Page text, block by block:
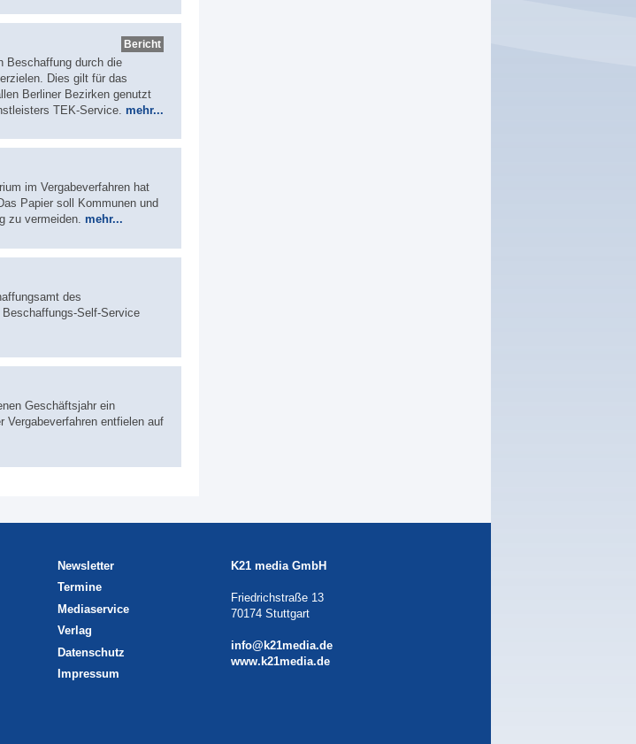
Bericht
Beschaffung durch die
Dies gilt für das
Berliner Bezirken genutzt
TEK-Service. mehr...
im Vergabeverfahren hat
Papier soll Kommunen und
zu vermeiden. mehr...
des
Self-Service
Geschäftsjahr ein
Vergabeverfahren entfielen auf
Newsletter
Termine
Mediaservice
Verlag
Datenschutz
Impressum
K21 media GmbH
Friedrichstraße 13
70174 Stuttgart
info@k21media.de
www.k21media.de